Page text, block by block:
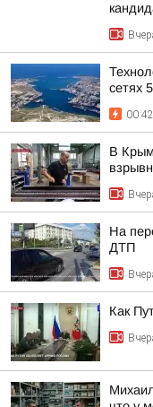
сетях
00:42
В
На
ДТП
Как